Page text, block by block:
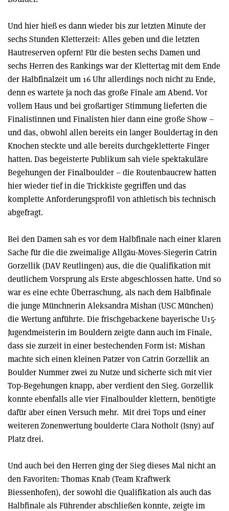
Und hier hieß es dann wieder bis zur letzten Minute der
sechs Stunden Kletterzeit: Alles geben und die letzten
Hautreserven opfern! Für die besten sechs Damen und
sechs Herren des Rankings war der Klettertag mit dem Ende
der Halbfinalzeit um 16 Uhr allerdings noch nicht zu Ende,
denn es wartete ja noch das große Finale am Abend. Vor
vollem Haus und bei großartiger Stimmung lieferten die
Finalistinnen und Finalisten hier dann eine große Show –
und das, obwohl allen bereits ein langer Bouldertag in den
Knochen steckte und alle bereits durchgekletterte Finger
hatten. Das begeisterte Publikum sah viele spektakuläre
Begehungen der Finalboulder – die Routenbaucrew hatten
hier wieder tief in die Trickkiste gegriffen und das
komplette Anforderungsprofil von athletisch bis technisch
abgefragt.
Bei den Damen sah es vor dem Halbfinale nach einer klaren
Sache für die die zweimalige Allgäu-Moves-Siegerin Catrin
Gorzellik (DAV Reutlingen) aus, die die Qualifikation mit
deutlichem Vorsprung als Erste abgeschlossen hatte. Und so
war es eine echte Überraschung, als nach dem Halbfinale
die junge Münchnerin Aleksandra Mishan (USC München)
die Wertung anführte. Die frischgebackene bayerische U15-
Jugendmeisterin im Bouldern zeigte dann auch im Finale,
dass sie zurzeit in einer bestechenden Form ist: Mishan
machte sich einen kleinen Patzer von Catrin Gorzellik an
Boulder Nummer zwei zu Nutze und sicherte sich mit vier
Top-Begehungen knapp, aber verdient den Sieg. Gorzellik
konnte ebenfalls alle vier Finalboulder klettern, benötigte
dafür aber einen Versuch mehr. Mit drei Tops und einer
weiteren Zonenwertung boulderte Clara Notholt (Isny) auf
Platz drei.
Und auch bei den Herren ging der Sieg dieses Mal nicht an
den Favoriten: Thomas Knab (Team Kraftwerk
Biessenhofen), der sowohl die Qualifikation als auch das
Halbfinale als Führender abschließen konnte, zeigte im